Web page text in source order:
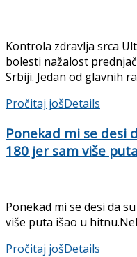
Kontrola zdravlja srca
bolesti nažalost
Srbiji. Jedan od glavnih
Pročitaj jošDetails
Ponekad mi se desi
180 jer sam više
Ponekad mi se desi da
više puta išao u
Pročitaj jošDetails